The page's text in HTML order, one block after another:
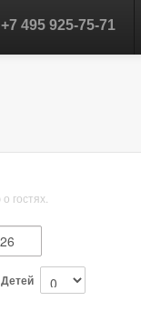
+7 495 925-75-71
гостях.
Детей